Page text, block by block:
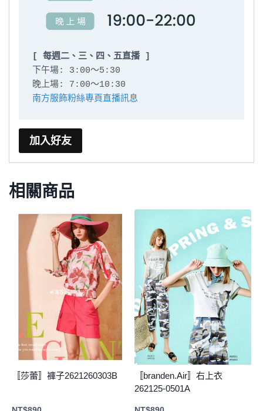
[ 每週二、三、四、五直播 ]
下午場: 3:00～5:30
南方服飾粉絲專頁直播訊息
加入好友
相關商品
〚莎蕾〛褲子2621260303B
〚branden.Air〛右上衣
262125-0501A